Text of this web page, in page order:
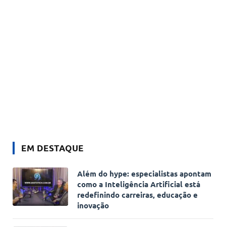
EM DESTAQUE
Além do hype: especialistas apontam
como a Inteligência Artificial está
redefinindo carreiras, educação e
inovação